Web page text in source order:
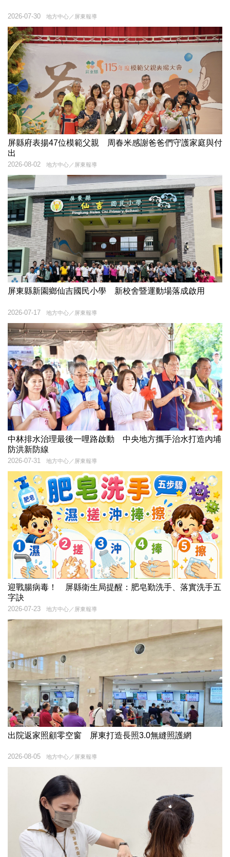
地方中心／屏東報導
2026-07-30
屏縣府表揚47位模範父親 周春米感謝爸爸們守護家庭與付
出
地方中心／屏東報導
2026-08-02
屏東縣新園鄉仙吉國民小學 新校舍暨運動場落成啟用
地方中心／屏東報導
2026-07-17
中林排水治理最後一哩路啟動 中央地方攜手治水打造內埔
防洪新防線
地方中心／屏東報導
2026-07-31
迎戰腸病毒！ 屏縣衛生局提醒：肥皂勤洗手、落實洗手五
字訣
地方中心／屏東報導
2026-07-23
出院返家照顧零空窗 屏東打造長照3.0無縫照護網
地方中心／屏東報導
2026-08-05